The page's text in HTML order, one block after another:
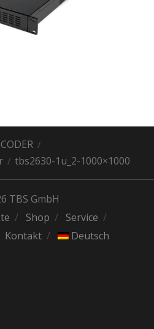
tbs2630-1u_2-1000×1000
TBS GmbH
Shop
Service
Kontakt Deutsch